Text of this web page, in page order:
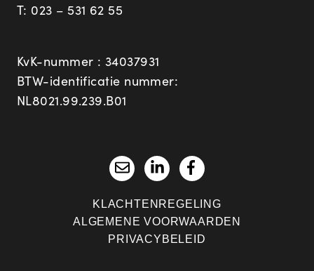
T: 023 – 531 62 55
KvK-nummer : 34037931
BTW-identificatie nummer:
NL8021.99.239.B01
KLACHTENREGELING
ALGEMENE VOORWAARDEN
PRIVACYBELEID